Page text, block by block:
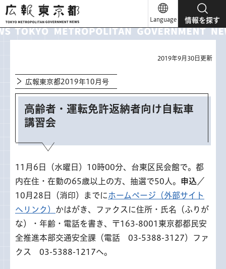
広報東京都
Language 情報を探す
2019年9月30日更新
広報東京都2019年10月号
高齢者・運転免許返納者向け自転車
講習会
11月6日（水曜日）10時00分、台東区民会館で。都
内在住・在勤の65歳以上の方、抽選で50人。
申込 ／
10月28日（消印）までに ホームページ（外部サイト
へリンク） かはがき、ファクスに住所・氏名（ふりが
な）・年齢・電話を書き、〒163-8001東京都都民安
全推進本部交通安全課（電話 03-5388-3127）ファ
クス 03-5388-1217へ。